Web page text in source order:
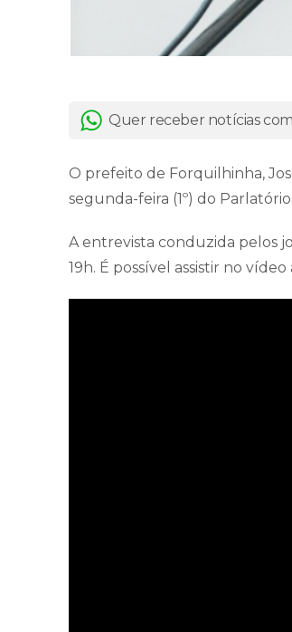
Quer receber notícias
O prefeito de Forquilhinha,
segunda-feira (1º) do Parlatório.
A entrevista conduzida pelos
19h. É possível assistir no vídeo